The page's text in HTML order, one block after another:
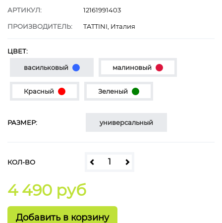
АРТИКУЛ: 12161991403
ПРОИЗВОДИТЕЛЬ: TATTINI, Италия
ЦВЕТ:
васильковый малиновый
Красный Зеленый
РАЗМЕР: универсальный
КОЛ-ВО
4 490 руб